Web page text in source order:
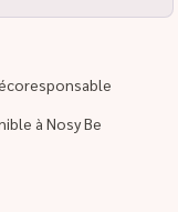
à Nosy Be